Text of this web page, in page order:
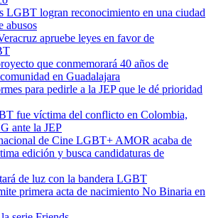
LGBT logran reconocimiento en una ciudad
abusos
apruebe leyes en favor de
que conmemorará 40 años de
en Guadalajara
para pedirle a la JEP que le dé prioridad
fue víctima del conflicto en Colombia,
ante la JEP
de Cine LGBT+ AMOR acaba de
edición y busca candidaturas de
de luz con la bandera LGBT
primera acta de nacimiento No Binaria en